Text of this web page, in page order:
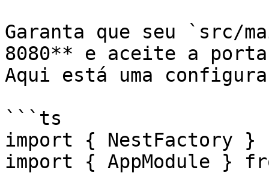
Garanta que seu `src/
8080** e aceite a
Aqui está uma
```ts
import { NestFactory }
import { AppModule }